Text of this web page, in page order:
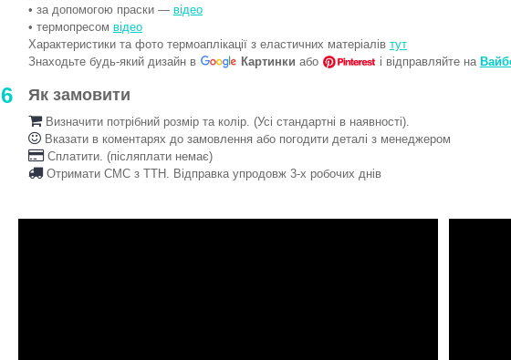
• за допомогою праски — відео
• термопресом відео
Характеристики та фото термоаплікації з еластичних матеріалів тут
Знаходьте будь-який дизайн в
Картинки або і відправляйте на
6 Як замовити
Визначити потрібний розмір та колір. (Усі стандартні в наявності).
Вказати в коментарях до замовлення або погодити деталі з менеджером
Сплатити. (післяплати немає)
Отримати СМС з ТТН. Відправка упродовж 3-х робочих днів